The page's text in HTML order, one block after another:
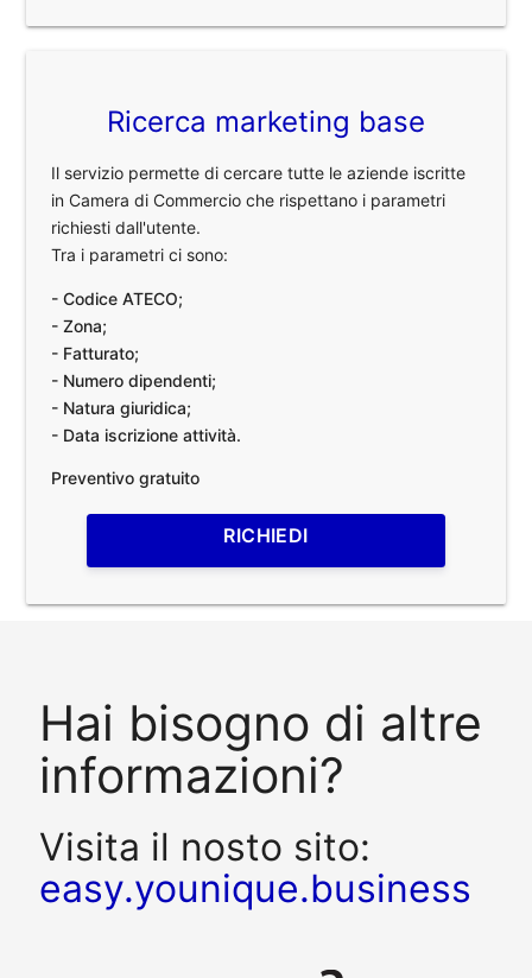
Ricerca marketing base
Il servizio permette di cercare tutte le aziende iscritte
in Camera di Commercio che rispettano i parametri
richiesti dall'utente.
Tra i parametri ci sono:
- Codice ATECO;
- Zona;
- Fatturato;
- Numero dipendenti;
- Natura giuridica;
- Data iscrizione attività.
Preventivo gratuito
RICHIEDI
Hai bisogno di altre
informazioni?
Visita il nosto sito:
easy.younique.business